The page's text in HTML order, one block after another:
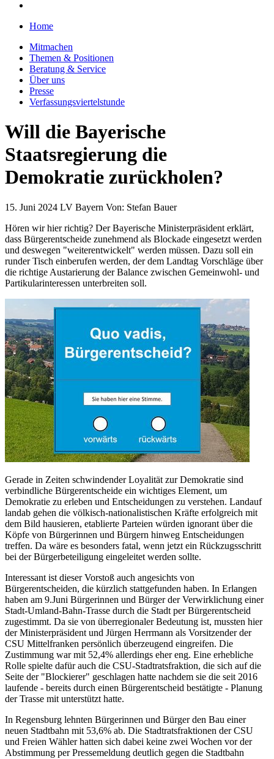
Home
Mitmachen
Themen & Positionen
Beratung & Service
Über uns
Presse
Verfassungsviertelstunde
Will die Bayerische
Staatsregierung die
Demokratie zurückholen?
15. Juni 2024 LV Bayern Von: Stefan Bauer
Hören wir hier richtig? Der Bayerische Ministerpräsident erklärt,
dass Bürgerentscheide zunehmend als Blockade eingesetzt werden
und deswegen "weiterentwickelt" werden müssen. Dazu soll ein
runder Tisch einberufen werden, der dem Landtag Vorschläge über
die richtige Austarierung der Balance zwischen Gemeinwohl- und
Partikularinteressen unterbreiten soll.
Gerade in Zeiten schwindender Loyalität zur Demokratie sind
verbindliche Bürgerentscheide ein wichtiges Element, um
Demokratie zu erleben und Entscheidungen zu verstehen. Landauf
landab gehen die völkisch-nationalistischen Kräfte erfolgreich mit
dem Bild hausieren, etablierte Parteien würden ignorant über die
Köpfe von Bürgerinnen und Bürgern hinweg Entscheidungen
treffen. Da wäre es besonders fatal, wenn jetzt ein Rückzugsschritt
bei der Bürgerbeteiligung eingeleitet werden sollte.
Interessant ist dieser Vorstoß auch angesichts von
Bürgerentscheiden, die kürzlich stattgefunden haben. In Erlangen
haben am 9.Juni Bürgerinnen und Bürger der Verwirklichung einer
Stadt-Umland-Bahn-Trasse durch die Stadt per Bürgerentscheid
zugestimmt. Da sie von überregionaler Bedeutung ist, mussten hier
der Ministerpräsident und Jürgen Herrmann als Vorsitzender der
CSU Mittelfranken persönlich überzeugend eingreifen. Die
Zustimmung war mit 52,4% allerdings eher eng. Eine erhebliche
Rolle spielte dafür auch die CSU-Stadtratsfraktion, die sich auf die
Seite der "Blockierer" geschlagen hatte nachdem sie die seit 2016
laufende - bereits durch einen Bürgerentscheid bestätigte - Planung
der Trasse mit unterstützt hatte.
In Regensburg lehnten Bürgerinnen und Bürger den Bau einer
neuen Stadtbahn mit 53,6% ab. Die Stadtratsfraktionen der CSU
und Freien Wähler hatten sich dabei keine zwei Wochen vor der
Abstimmung per Pressemeldung deutlich gegen die Stadtbahn